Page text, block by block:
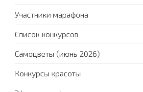
Участники марафона
Список конкурсов
Самоцветы (июнь 2026)
Конкурсы красоты